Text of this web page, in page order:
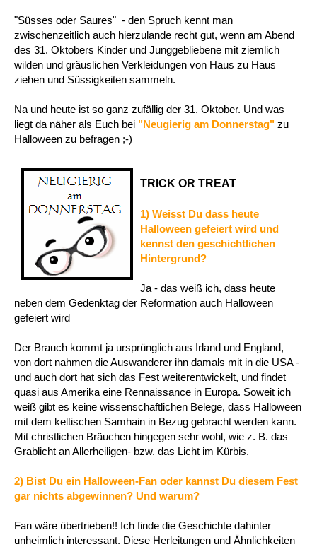
"Süsses oder Saures" - den Spruch kennt man
zwischenzeitlich auch hierzulande recht gut, wenn am Abend
des 31. Oktobers Kinder und Junggebliebene mit ziemlich
wilden und gräuslichen Verkleidungen von Haus zu Haus
ziehen und Süssigkeiten sammeln.
Na und heute ist so ganz zufällig der 31. Oktober. Und was
liegt da näher als Euch bei "Neugierig am Donnerstag" zu
Halloween zu befragen ;-)
TRICK OR TREAT
1) Weisst Du dass heute
Halloween gefeiert wird und
kennst den geschichtlichen
Hintergrund?
Ja - das weiß ich, dass heute
neben dem Gedenktag der Reformation auch Halloween
gefeiert wird
Der Brauch kommt ja ursprünglich aus Irland und England,
von dort nahmen die Auswanderer ihn damals mit in die USA -
und auch dort hat sich das Fest weiterentwickelt, und findet
quasi aus Amerika eine Rennaissance in Europa. Soweit ich
weiß gibt es keine wissenschaftlichen Belege, dass Halloween
mit dem keltischen Samhain in Bezug gebracht werden kann.
Mit christlichen Bräuchen hingegen sehr wohl, wie z. B. das
Grablicht an Allerheiligen- bzw. das Licht im Kürbis.
2) Bist Du ein Halloween-Fan oder kannst Du diesem Fest
gar nichts abgewinnen? Und warum?
Fan wäre übertrieben!! Ich finde die Geschichte dahinter
unheimlich interessant. Diese Herleitungen und Ähnlichkeiten